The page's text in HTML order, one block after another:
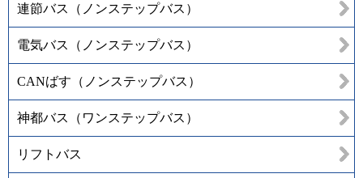
連節バス（ノンステップバス）
電気バス（ノンステップバス）
CANばす（ノンステップバス）
神都バス（ワンステップバス）
リフトバス